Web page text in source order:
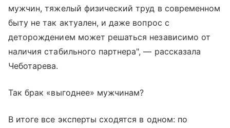
мужчин, тяжелый физический труд в современном
быту не так актуален, и даже вопрос с
деторождением может решаться независимо от
наличия стабильного партнера", — рассказала
Чеботарева.
Так брак «выгоднее» мужчинам?
В итоге все эксперты сходятся в одном: по